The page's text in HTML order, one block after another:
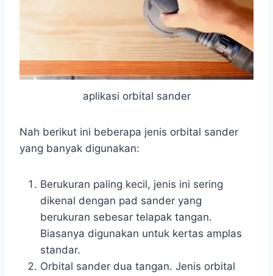
aplikasi orbital sander
Nah berikut ini beberapa jenis orbital sander
yang banyak digunakan:
Berukuran paling kecil, jenis ini sering
dikenal dengan pad sander yang
berukuran sebesar telapak tangan.
Biasanya digunakan untuk kertas amplas
standar.
Orbital sander dua tangan. Jenis orbital